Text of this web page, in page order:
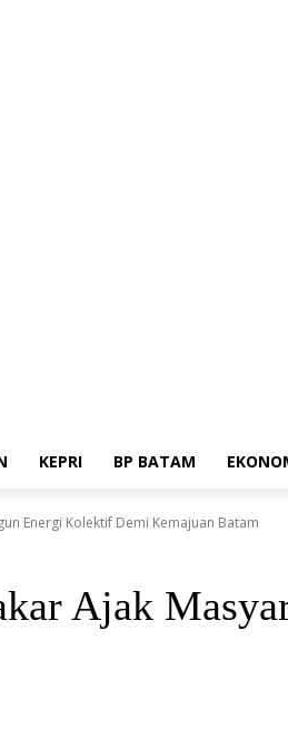
KEPRI BP BATAM
Energi Kolektif Demi Kemajuan Batam
Ajak